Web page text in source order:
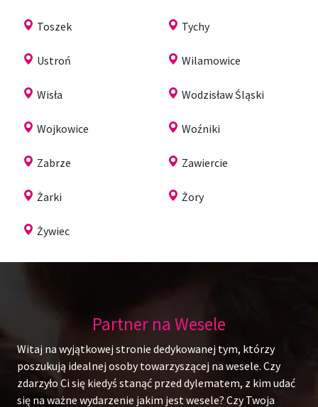
Toszek Tychy
Ustroń Wilamowice
Wisła Wodzisław Śląski
Wojkowice Woźniki
Zabrze Zawiercie
Żarki Żory
Żywiec
Partner na Wesele
Witaj na wyjątkowej stronie dedykowanej tym, którzy
poszukują idealnej osoby towarzyszącej na wesele. Czy
zdarzyło Ci się kiedyś stanąć przed dylematem, z kim udać
się na ważne wydarzenie jakim jest wesele? Czy Twoja